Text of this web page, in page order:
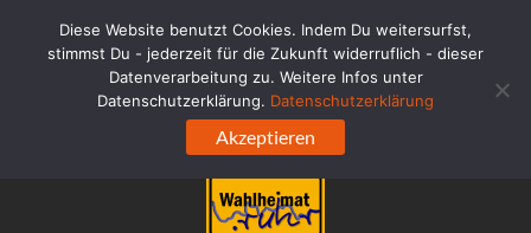
springen
Diese Website benutzt Cookies. Indem Du weitersurfst,
stimmst Du - jederzeit für die Zukunft widerruflich - dieser
Datenverarbeitung zu. Weitere Infos unter
Datenschutzerklärung. Datenschutzerklärung
Akzeptieren